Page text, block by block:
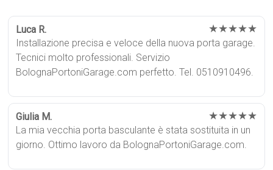
Luca R. ★★★★★
Installazione precisa e veloce della nuova porta garage.
Tecnici molto professionali. Servizio
BolognaPortoniGarage.com perfetto. Tel. 0510910496.
Giulia M. ★★★★★
La mia vecchia porta basculante è stata sostituita in un
giorno. Ottimo lavoro da BolognaPortoniGarage.com.